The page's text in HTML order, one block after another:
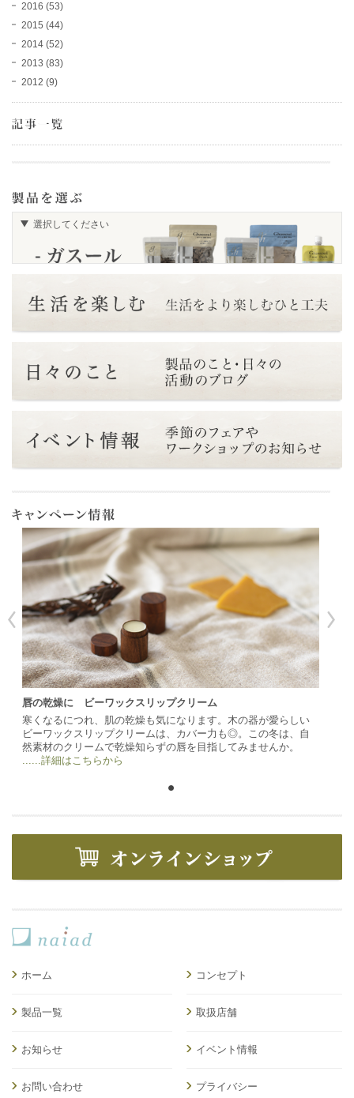
2016 (53)
2015 (44)
2014 (52)
2013 (83)
2012 (9)
選択してください
唇の乾燥に ビーワックスリップクリーム
寒くなるにつれ、肌の乾燥も気になります。木の器が愛らしい
ビーワックスリップクリームは、カバー力も◎。この冬は、自
然素材のクリームで乾燥知らずの唇を目指してみませんか。
......詳細はこちらから
ホーム
製品一覧
お知らせ
お問い合わせ
コンセプト
取扱店舗
イベント情報
プライバシー